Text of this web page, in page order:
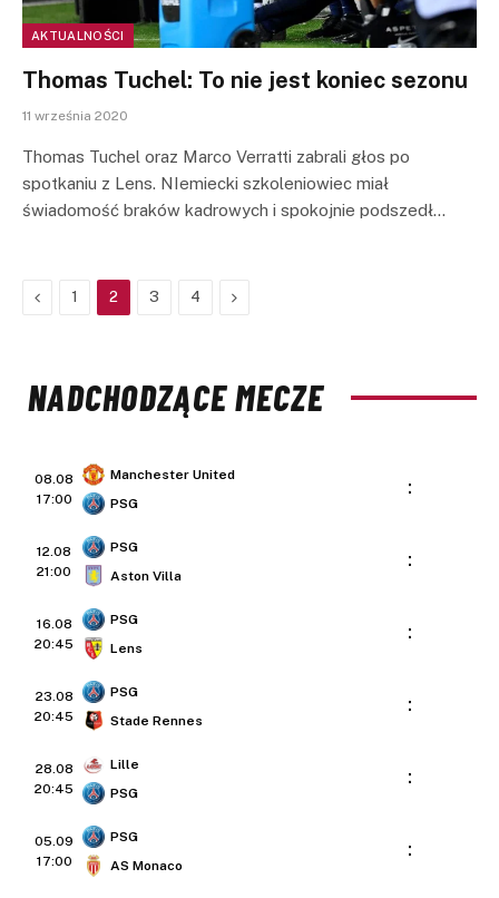
AKTUALNOŚCI
Thomas Tuchel: To nie jest koniec sezonu
11 września 2020
Thomas Tuchel oraz Marco Verratti zabrali głos po
spotkaniu z Lens. NIemiecki szkoleniowiec miał
świadomość braków kadrowych i spokojnie podszedł…
Previous
1 2 3 4 Next
NADCHODZĄCE MECZE
08.08
17:00
Manchester United
PSG
:
12.08
21:00
PSG
Aston Villa
:
16.08
20:45
PSG
Lens
:
23.08
20:45
PSG
Stade Rennes
:
28.08
20:45
Lille
PSG
:
05.09
17:00
PSG
AS Monaco
: